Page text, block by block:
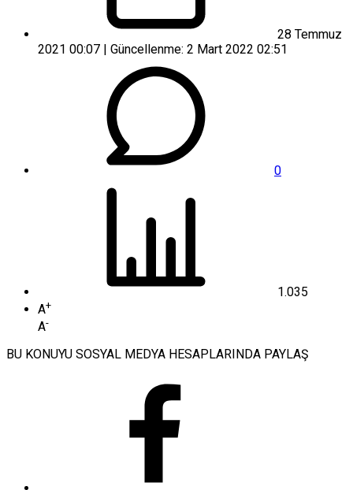
28 Temmuz
2021 00:07 | Güncellenme: 2 Mart 2022 02:51
0
1.035
A+
A-
BU KONUYU SOSYAL MEDYA HESAPLARINDA PAYLAŞ